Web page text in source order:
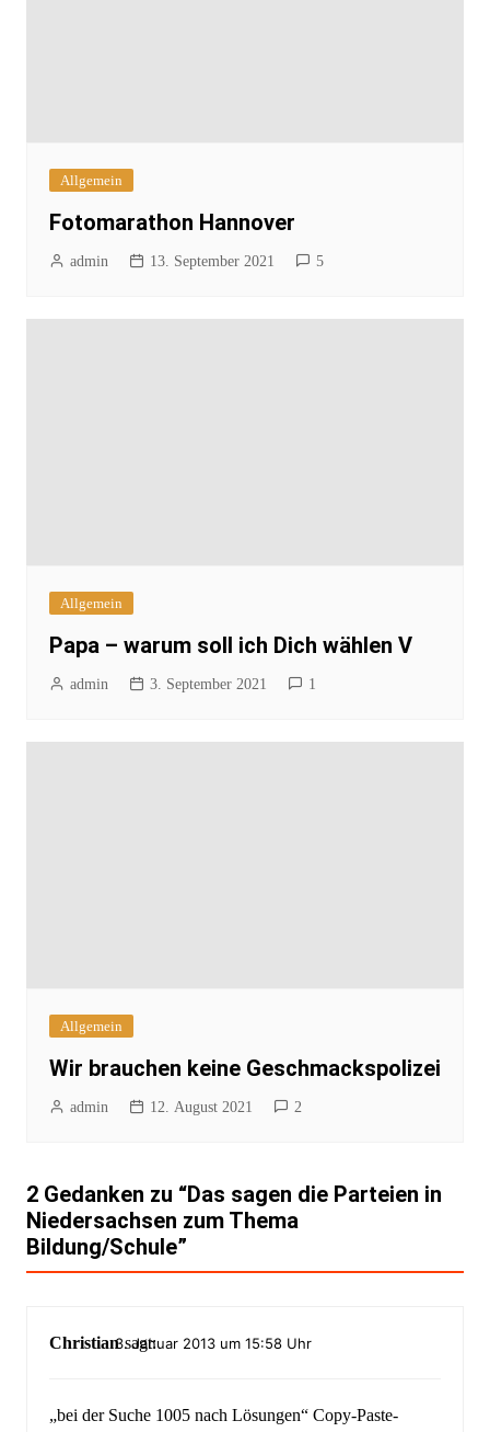
Allgemein
Fotomarathon Hannover
admin 13. September 2021 5
Allgemein
Papa – warum soll ich Dich wählen V
admin 3. September 2021 1
Allgemein
Wir brauchen keine Geschmackspolizei
admin 12. August 2021 2
2 Gedanken zu “Das sagen die Parteien in
Niedersachsen zum Thema
Bildung/Schule”
Christian sagt:
3. Januar 2013 um 15:58 Uhr
„bei der Suche 1005 nach Lösungen“ Copy-Paste-